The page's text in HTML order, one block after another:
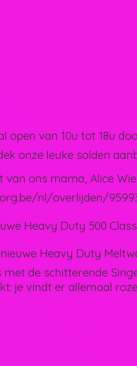
open van 10u tot 18u
onze leuke solden
ons mama, Alice
nl/overlijden/
Heavy Duty 500
Heavy Duty
de schitterende
je vindt er allemaal